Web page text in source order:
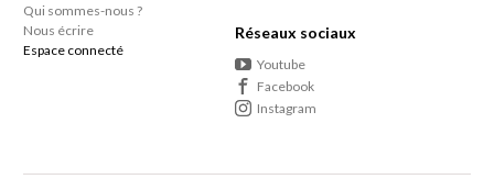
Qui sommes-nous ?
Nous écrire
Espace connecté
Réseaux sociaux
Youtube
Facebook
Instagram